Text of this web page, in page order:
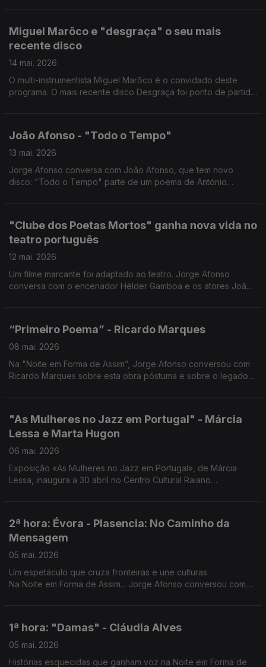
Miguel Marôco e "desgraça" o seu mais
recente disco
14 mai. 2026
O multi-instrumentista Miguel Marôco é o convidado deste
programa. O mais recente disco Desgraça foi ponto de partida
João Afonso - "Todo o Tempo"
13 mai. 2026
Jorge Afonso conversa com João Afonso, que tem novo
disco: "Todo o Tempo" parte de um poema de António
"Clube dos Poetas Mortos" ganha nova vida no
teatro português
12 mai. 2026
Um filme marcante foi adaptado ao teatro. Jorge Afonso
conversa com o encenador Hélder Gamboa e os atores João
“Primeiro Poema” - Ricardo Marques
08 mai. 2026
Na "Noite em Forma de Assim”, Jorge Afonso conversou com
Ricardo Marques sobre esta obra póstuma e sobre o legado
"As Mulheres no Jazz em Portugal" - Márcia
Lessa e Marta Hugon
06 mai. 2026
Exposição «As Mulheres no Jazz em Portugal», de Márcia
Lessa, inaugura a 30 abril no Centro Cultural Raiano
2ª hora: Évora - Plasencia: No Caminho da
Mensagem
05 mai. 2026
Um espetáculo que cruza fronteiras e une culturas.
Na Noite em Forma de Assim... Jorge Afonso conversou com
1ª hora: "Damas" - Cláudia Alves
05 mai. 2026
Histórias esquecidas que ganham voz na Noite em Forma de